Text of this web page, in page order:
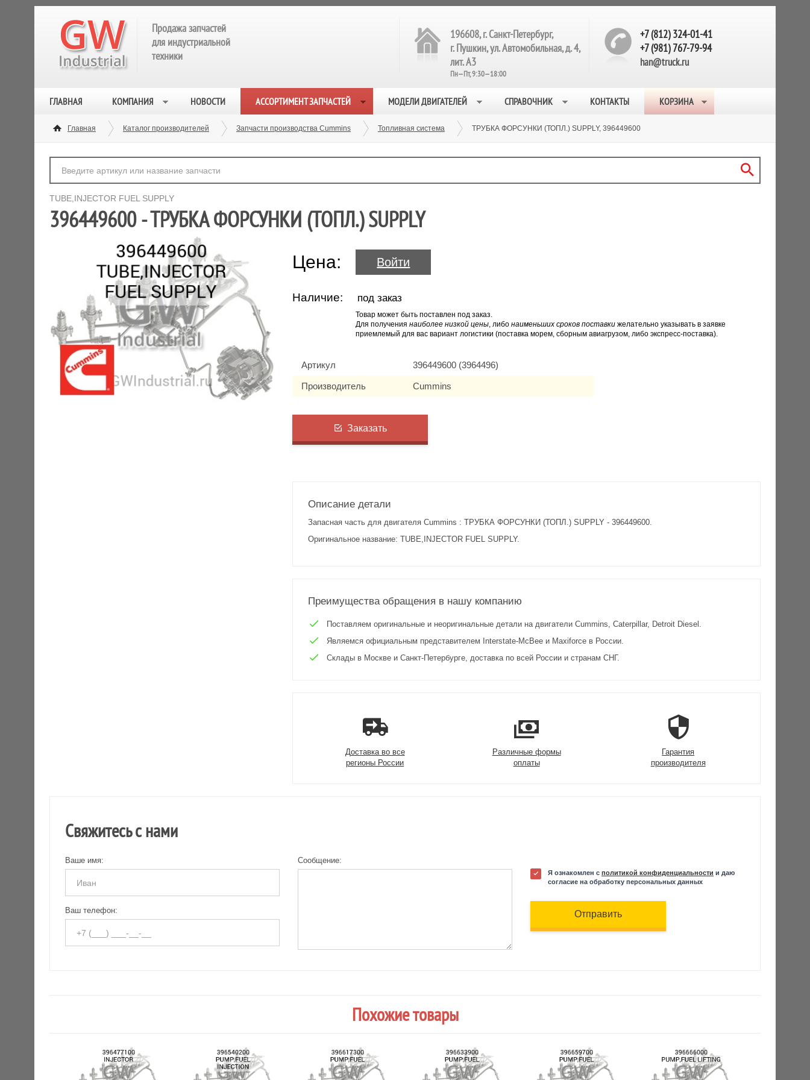
Продажа запчастей
для индустриальной
техники
196608, г. Санкт-Петербург,
г. Пушкин, ул. Автомобильная, д. 4,
лит. А3
Пн—Пт, 9:30—18:00
+7 (812) 324-01-41
+7 (981) 767-79-94
han@truck.ru
ГЛАВНАЯ КОМПАНИЯ НОВОСТИ АССОРТИМЕНТ ЗАПЧАСТЕЙ МОДЕЛИ ДВИГАТЕЛЕЙ СПРАВОЧНИК КОНТАКТЫ КОРЗИНА
Главная Каталог производителей Запчасти производства Cummins Топливная система ТРУБКА ФОРСУНКИ (ТОПЛ.) SUPPLY, 396449600
TUBE,INJECTOR FUEL SUPPLY
396449600 - ТРУБКА ФОРСУНКИ (ТОПЛ.) SUPPLY
Цена: Войти
Наличие: под заказ
Товар может быть поставлен под заказ.
Для получениянаиболее низкой цены, либонаименьших сроков поставки желательно указывать в заявке
приемлемый для вас вариант логистики (поставка морем, сборным авиагрузом, либо экспресс-поставка).
Артикул 396449600 (3964496)
Производитель Cummins
Заказать
Описание детали
Запасная часть для двигателя Cummins : ТРУБКА ФОРСУНКИ (ТОПЛ.) SUPPLY - 396449600.
Оригинальное название: TUBE,INJECTOR FUEL SUPPLY.
Преимущества обращения в нашу компанию
Поставляем оригинальные и неоригинальные детали на двигатели Cummins, Caterpillar, Detroit Diesel.
Являемся официальным представителем Interstate-McBee и Maxiforce в России.
Склады в Москве и Санкт-Петербурге, доставка по всей России и странам СНГ.
Доставка во все
регионы России
Различные формы
оплаты
Гарантия
производителя
Свяжитесь с нами
Ваше имя:
Ваш телефон:
Сообщение:
Я ознакомлен с политикой конфиденциальности и даю
согласие на обработку персональных данных
Отправить
Похожие товары